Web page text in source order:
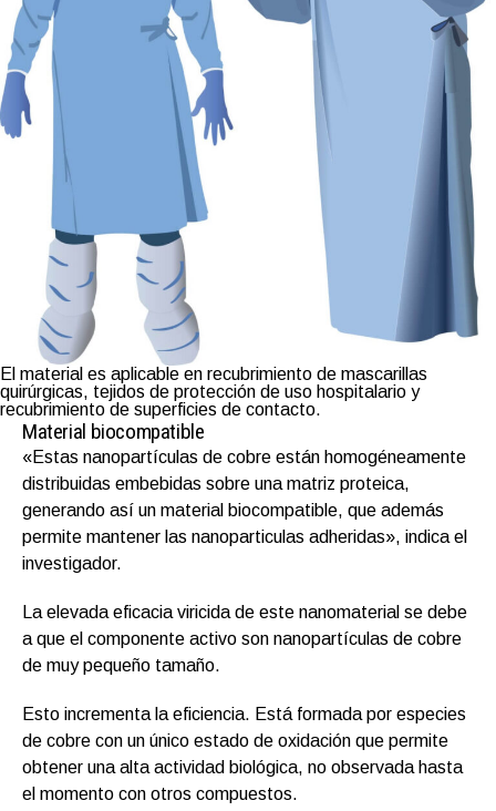
El material es aplicable en recubrimiento de mascarillas
quirúrgicas, tejidos de protección de uso hospitalario y
recubrimiento de superficies de contacto.
Material biocompatible
«Estas nanopartículas de cobre están homogéneamente
distribuidas embebidas sobre una matriz proteica,
generando así un material biocompatible, que además
permite mantener las nanoparticulas adheridas», indica el
investigador.
La elevada eficacia viricida de este nanomaterial se debe
a que el componente activo son nanopartículas de cobre
de muy pequeño tamaño.
Esto incrementa la eficiencia. Está formada por especies
de cobre con un único estado de oxidación que permite
obtener una alta actividad biológica, no observada hasta
el momento con otros compuestos.